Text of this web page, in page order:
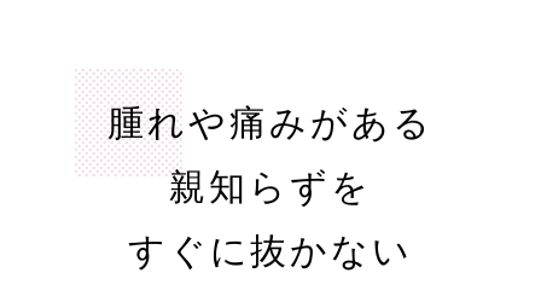
腫れや痛みがある
親知らずを
すぐに抜かない